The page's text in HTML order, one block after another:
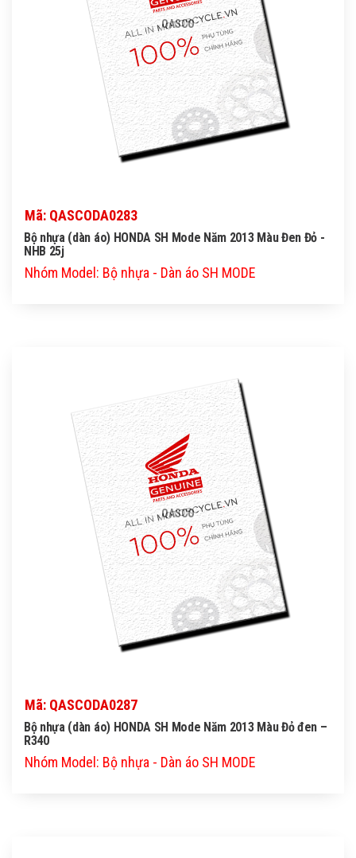
QASCO
Mã: QASCODA0283
Bộ nhựa (dàn áo) HONDA SH Mode Năm 2013 Màu Đen Đỏ -
NHB 25j
Nhóm Model: Bộ nhựa - Dàn áo SH MODE
QASCO
Mã: QASCODA0287
Bộ nhựa (dàn áo) HONDA SH Mode Năm 2013 Màu Đỏ đen –
R340
Nhóm Model: Bộ nhựa - Dàn áo SH MODE